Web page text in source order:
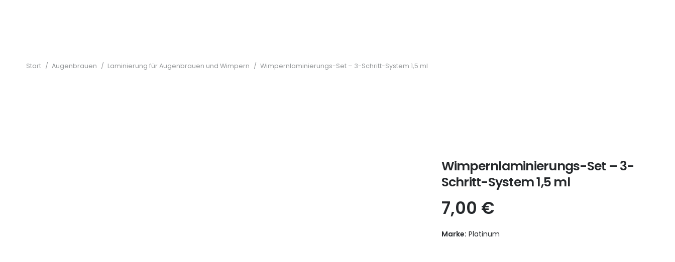
Start / Augenbrauen / Laminierung für Augenbrauen und Wimpern / Wimpernlaminierungs-Set – 3-Schritt-System 1,5 ml
Wimpernlaminierungs-Set – 3-
Schritt-System 1,5 ml
7,00 €
Marke: Platinum